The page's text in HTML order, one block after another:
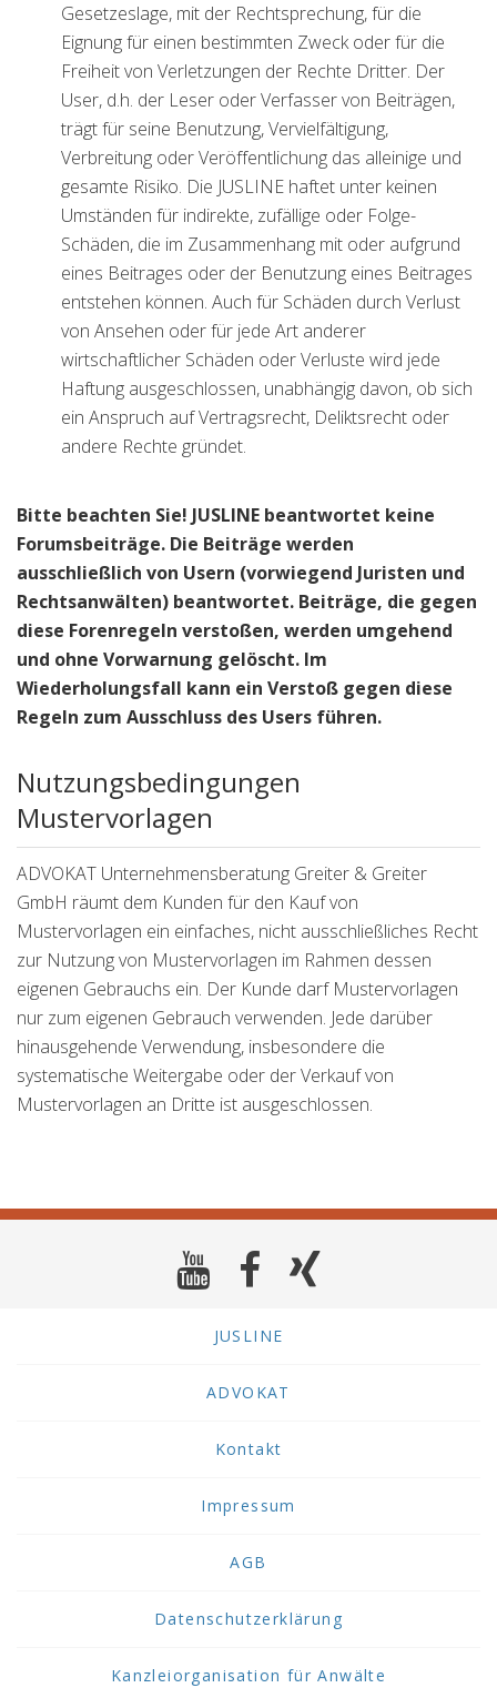
Gesetzeslage, mit der Rechtsprechung, für die
Eignung für einen bestimmten Zweck oder für die
Freiheit von Verletzungen der Rechte Dritter. Der
User, d.h. der Leser oder Verfasser von Beiträgen,
trägt für seine Benutzung, Vervielfältigung,
Verbreitung oder Veröffentlichung das alleinige und
gesamte Risiko. Die JUSLINE haftet unter keinen
Umständen für indirekte, zufällige oder Folge-
Schäden, die im Zusammenhang mit oder aufgrund
eines Beitrages oder der Benutzung eines Beitrages
entstehen können. Auch für Schäden durch Verlust
von Ansehen oder für jede Art anderer
wirtschaftlicher Schäden oder Verluste wird jede
Haftung ausgeschlossen, unabhängig davon, ob sich
ein Anspruch auf Vertragsrecht, Deliktsrecht oder
andere Rechte gründet.
Bitte beachten Sie! JUSLINE beantwortet keine
Forumsbeiträge. Die Beiträge werden
ausschließlich von Usern (vorwiegend Juristen und
Rechtsanwälten) beantwortet. Beiträge, die gegen
diese Forenregeln verstoßen, werden umgehend
und ohne Vorwarnung gelöscht. Im
Wiederholungsfall kann ein Verstoß gegen diese
Regeln zum Ausschluss des Users führen.
Nutzungsbedingungen
Mustervorlagen
ADVOKAT Unternehmensberatung Greiter & Greiter
GmbH räumt dem Kunden für den Kauf von
Mustervorlagen ein einfaches, nicht ausschließliches Recht
zur Nutzung von Mustervorlagen im Rahmen dessen
eigenen Gebrauchs ein. Der Kunde darf Mustervorlagen
nur zum eigenen Gebrauch verwenden. Jede darüber
hinausgehende Verwendung, insbesondere die
systematische Weitergabe oder der Verkauf von
Mustervorlagen an Dritte ist ausgeschlossen.
JUSLINE
ADVOKAT
Kontakt
Impressum
AGB
Datenschutzerklärung
Kanzleiorganisation für Anwälte